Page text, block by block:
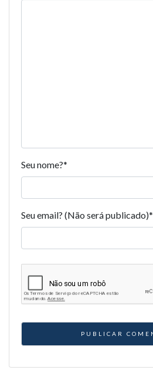
Seu nome?*
Seu email? (Não será publicado)*